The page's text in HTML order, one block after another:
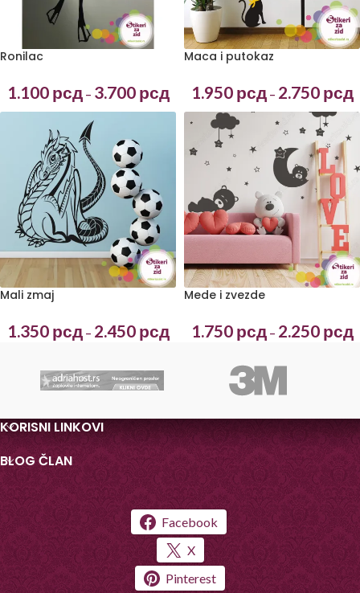
Ronilac
1.100 рсд – 3.700 рсд
Maca i putokaz
1.950 рсд – 2.750 рсд
Mali zmaj
1.350 рсд – 2.450 рсд
Mede i zvezde
1.750 рсд – 2.250 рсд
KORISNI LINKOVI
BLOG ČLAN
Facebook
X
Pinterest